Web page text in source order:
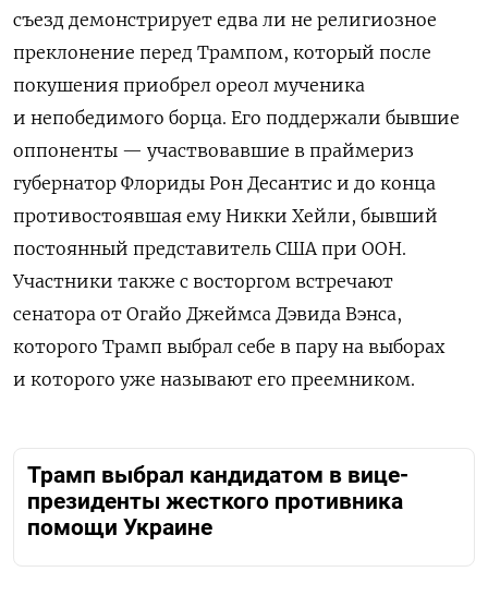
съезд демонстрирует едва ли не религиозное
преклонение перед Трампом, который после
покушения приобрел ореол мученика
и непобедимого борца. Его поддержали бывшие
оппоненты — участвовавшие в праймериз
губернатор Флориды Рон Десантис и до конца
противостоявшая ему Никки Хейли, бывший
постоянный представитель США при ООН.
Участники также с восторгом встречают
сенатора от Огайо Джеймса Дэвида Вэнса,
которого Трамп выбрал себе в пару на выборах
и которого уже называют его преемником.
Трамп выбрал кандидатом в вице-
президенты жесткого противника
помощи Украине